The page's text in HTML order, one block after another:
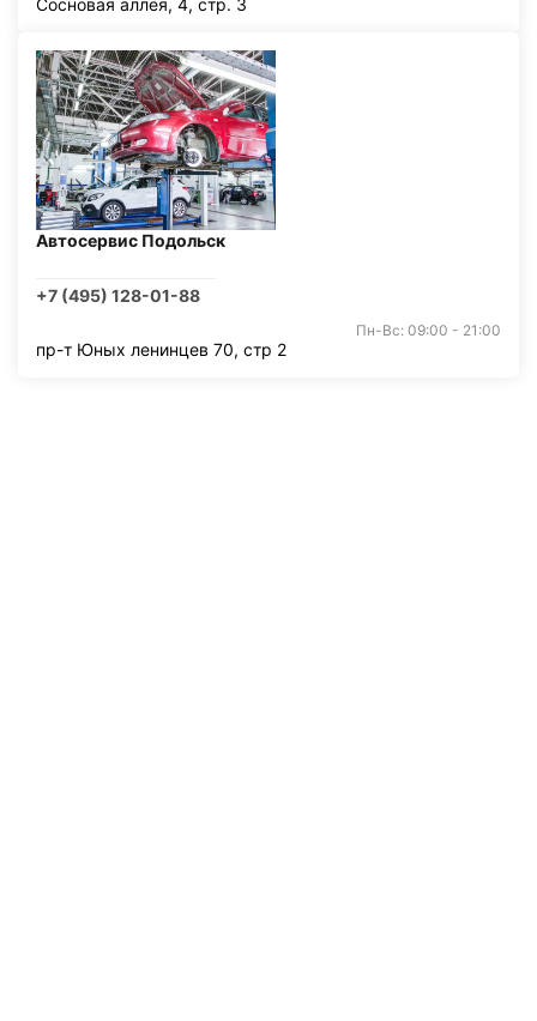
Сосновая аллея, 4, стр. 3
Автосервис Подольск
+7 (495) 128-01-88
Пн-Вс: 09:00 - 21:00
пр-т Юных ленинцев 70, стр 2